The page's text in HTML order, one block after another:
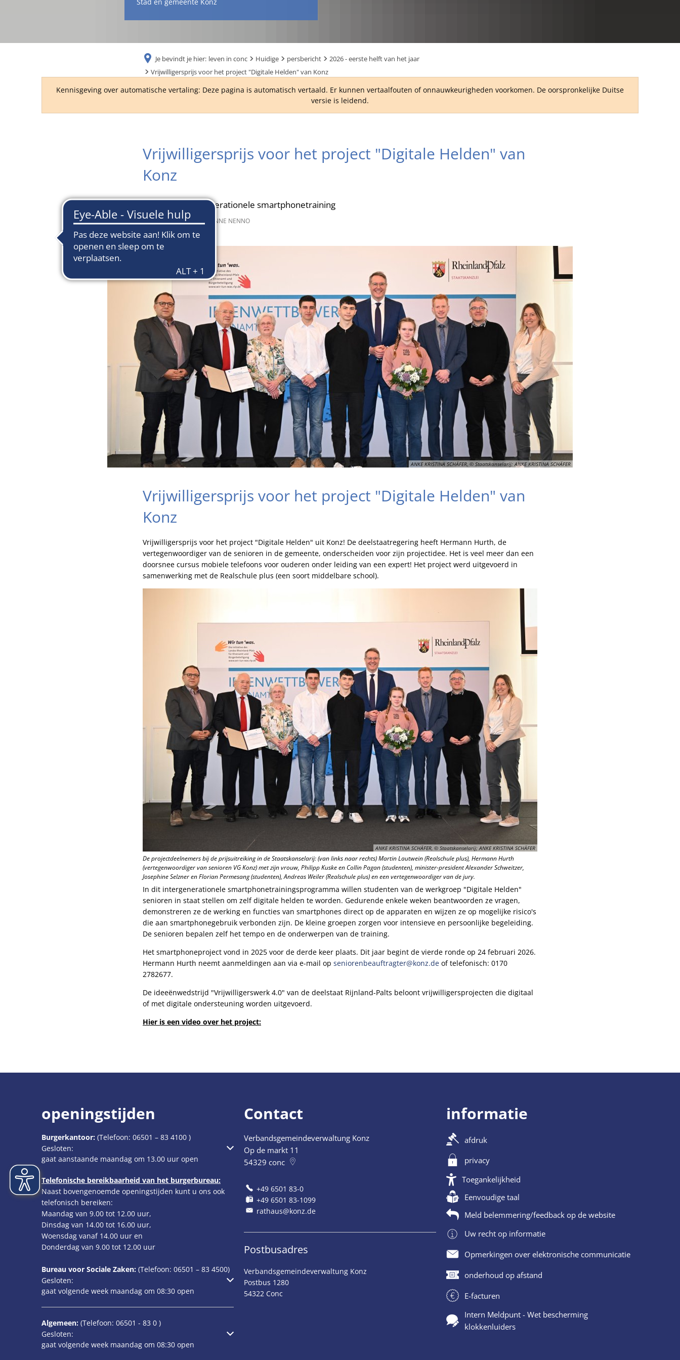
Je bevindt je hier: leven in conc Huidige persbericht
2026 - eerste helft van het jaar
Vrijwilligersprijs voor het project "Digitale Helden" van Konz
Kennisgeving over automatische vertaling: Deze pagina is automatisch vertaald. Er kunnen vertaalfouten of onnauwkeurigheden voorkomen. De oorspronkelijke Duitse
versie is leidend.
Vrijwilligersprijs voor het project "Digitale Helden" van
Konz
Prijs voor intergenerationele smartphonetraining
20 januari 2026vanSUSANNE NENNO
ANKE KRISTINA SCHÄFER, © Staatskanselarij; ANKE KRISTINA SCHÄFER
Vrijwilligersprijs voor het project "Digitale Helden" van
Konz
Vrijwilligersprijs voor het project "Digitale Helden" uit Konz! De deelstaatregering heeft Hermann Hurth, de
vertegenwoordiger van de senioren in de gemeente, onderscheiden voor zijn projectidee. Het is veel meer dan een
doorsnee cursus mobiele telefoons voor ouderen onder leiding van een expert! Het project werd uitgevoerd in
samenwerking met de Realschule plus (een soort middelbare school).
ANKE KRISTINA SCHÄFER, © Staatskanselarij; ANKE KRISTINA SCHÄFER
De projectdeelnemers bij de prijsuitreiking in de Staatskanselarij: (van links naar rechts) Martin Lautwein (Realschule plus), Hermann Hurth
(vertegenwoordiger van senioren VG Konz) met zijn vrouw, Philipp Kuske en Collin Pagan (studenten), minister-president Alexander Schweitzer,
Josephine Selzner en Florian Permesang (studenten), Andreas Weiler (Realschule plus) en een vertegenwoordiger van de jury.
In dit intergenerationele smartphonetrainingsprogramma willen studenten van de werkgroep "Digitale Helden"
senioren in staat stellen om zelf digitale helden te worden. Gedurende enkele weken beantwoorden ze vragen,
demonstreren ze de werking en functies van smartphones direct op de apparaten en wijzen ze op mogelijke risico's
die aan smartphonegebruik verbonden zijn. De kleine groepen zorgen voor intensieve en persoonlijke begeleiding.
De senioren bepalen zelf het tempo en de onderwerpen van de training.
Het smartphoneproject vond in 2025 voor de derde keer plaats. Dit jaar begint de vierde ronde op 24 februari 2026.
Hermann Hurth neemt aanmeldingen aan via e-mail op seniorenbeauftragter@konz.de of telefonisch: 0170
2782677.
De ideeënwedstrijd "Vrijwilligerswerk 4.0" van de deelstaat Rijnland-Palts beloont vrijwilligersprojecten die digitaal
of met digitale ondersteuning worden uitgevoerd.
Hier is een video over het project:
openingstijden
Burgerkantoor: (Telefoon: 06501 – 83 4100 )
Klik om extra openings- of sluitingstijden te verbergen
Gesloten:
gaat aanstaande maandag om 13.00 uur open
Telefonische bereikbaarheid van het burgerbureau:
Naast bovengenoemde openingstijden kunt u ons ook
telefonisch bereiken:
Maandag van 9.00 tot 12.00 uur,
Dinsdag van 14.00 tot 16.00 uur,
Woensdag vanaf 14.00 uur en
Donderdag van 9.00 tot 12.00 uur
Bureau voor Sociale Zaken: (Telefoon: 06501 – 83 4500)
Klik om extra openings- of sluitingstijden te verbergen
Gesloten:
gaat volgende week maandag om 08:30 open
Algemeen: (Telefoon: 06501 - 83 0 )
Klik om extra openings- of sluitingstijden te verbergen
Gesloten:
gaat volgende week maandag om 08:30 open
Contact
Verbandsgemeindeverwaltung Konz
Op de markt 11
54329 conc
+49 6501 83-0
+49 6501 83-1099
rathaus@konz.de
Postbusadres
Verbandsgemeindeverwaltung Konz
Postbus 1280
54322 Conc
informatie
afdruk
privacy
Toegankelijkheid
Eenvoudige taal
Meld belemmering/feedback op de website
Uw recht op informatie
Opmerkingen over elektronische communicatie
onderhoud op afstand
E-facturen
Intern Meldpunt - Wet bescherming
klokkenluiders